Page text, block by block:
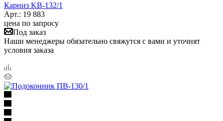
Карниз KB-132/1
Арт.: 19 883
цена по запросу
Под заказ
Наши менеджеры обязательно свяжутся с вами и уточнят
условия заказа